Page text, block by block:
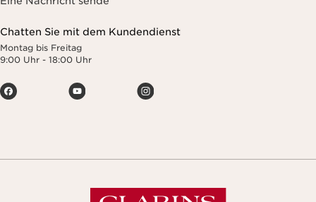
Chatten Sie mit dem Kundendienst
Montag bis Freitag
9:00 Uhr - 18:00 Uhr